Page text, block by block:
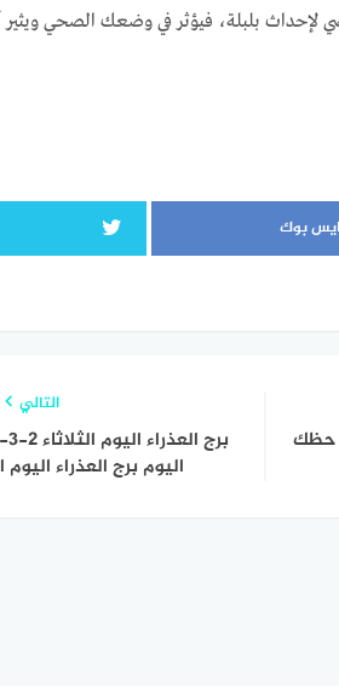
لإحداث بلبلة، فيؤثر في وضعك الصحي
بوك
ماغي فرح | حظك
التالي
اليوم برج العذراء اليوم